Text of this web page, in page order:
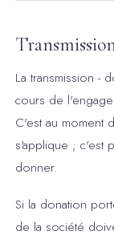
La transmission -
cours de
C'est au moment
s'applique ; c'est
donner.
Si la donation
de la société